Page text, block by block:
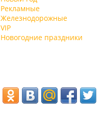
Рекламные
Железнодорожные
VIP
Новогодние праздники